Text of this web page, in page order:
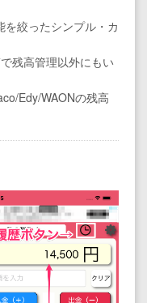
を絞ったシンプル・カ
残高管理以外にもい
Edy/WAONの残高